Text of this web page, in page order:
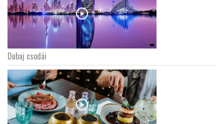
Dubaj csodái